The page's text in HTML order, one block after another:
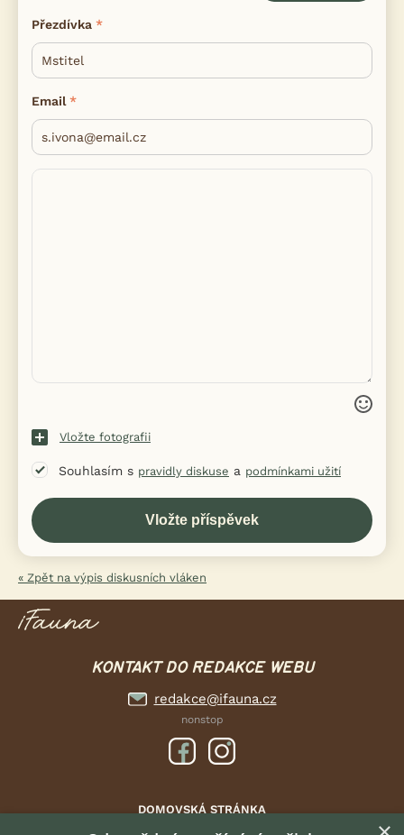
Přezdívka
Email
Vložte fotografii
Souhlasím s pravidly diskuse a podmínkami užití
« Zpět na výpis diskusních vláken
KONTAKT DO REDAKCE WEBU
redakce@ifauna.cz
nonstop
DOMOVSKÁ STRÁNKA